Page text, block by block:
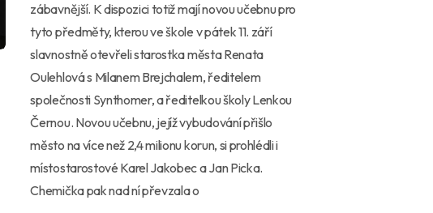
zábavnější. K dispozici totiž mají novou učebnu pro
tyto předměty, kterou ve škole v pátek 11. září
slavnostně otevřeli starostka města Renata
Oulehlová s Milanem Brejchalem, ředitelem
společnosti Synthomer, a ředitelkou školy Lenkou
Černou. Novou učebnu, jejíž vybudování přišlo
město na více než 2,4 milionu korun, si prohlédli i
místostarostové Karel Jakobec a Jan Picka.
Chemička pak nad ní převzala o